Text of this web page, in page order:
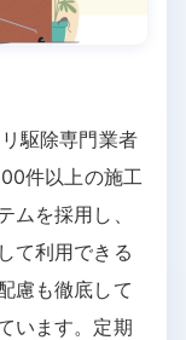
駆除専門業者
件以上の施工
を採用し、
て利用できる
慮も徹底して
います。定期